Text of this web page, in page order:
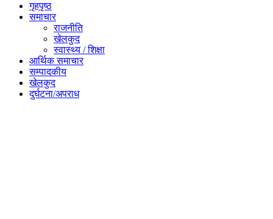
गृहपृष्ठ
समाचार
राजनीति
खेलकुद
स्वास्थ्य / शिक्षा
आर्थिक समाचार
सम्पादकीय
खेलकुद
दुर्घटना/अपराध